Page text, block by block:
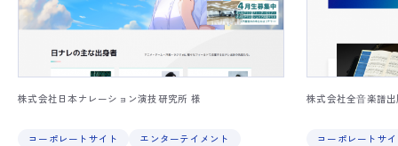
株式会社日本ナレーション演技研究所 様
コーポレートサイト エンターテイメント
株式会社全⾳楽譜
コーポレートサ